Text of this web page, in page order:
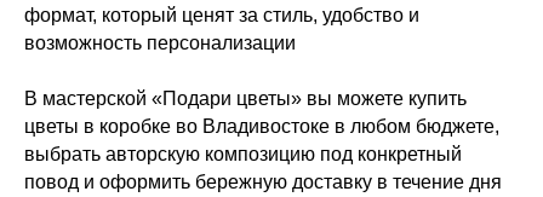
формат, который ценят за стиль, удобство и
возможность персонализации
В мастерской «Подари цветы» вы можете купить
цветы в коробке во Владивостоке в любом бюджете,
выбрать авторскую композицию под конкретный
повод и оформить бережную доставку в течение дня